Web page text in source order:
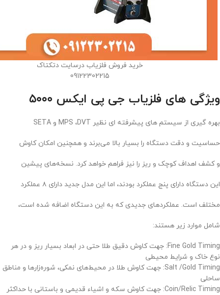
خرید فروش فلزیاب درسایت دتکتاک
09122302215
ویژگی های فلزیاب جی پی ایکس ۵۰۰۰
بهره گیری از سیستم های پیشرفته ای نظیر MPS ،DVT و SETA
حساسیت و دقت دستگاه را بسیار بالا می‌برند و همچنین امکان کاوش
و کشف اهداف کوچک و ریز را نیز فراهم خواهد کرد. نسخه‌های پیشین
این دستگاه دارای پنج عملکرد بودند، اما این مدل جدید دارای ۸ عملکرد
مختلف است. عملکردهای جدیدی که به این دستگاه اضافه شده است،
شامل موارد زیر هستند:
Fine Gold Timing: جهت کاوش دقیق طلا حتی در ابعاد بسیار ریز و در هر
نوع خاک و شرایط محیطی
Salt /Gold Timing: جهت کاوش طلا در محیط‌های نمکی، شوره‌زارها و مناطق
ساحلی
Coin/Relic Timing: جهت کاوش سکه و اشیاء قدیمی و باستانی با حداکثر